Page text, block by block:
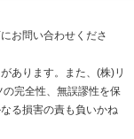
お問い合わせくださ
あります。また、(株)リ
完全性、無誤謬性を保
る損害の責も負いかね